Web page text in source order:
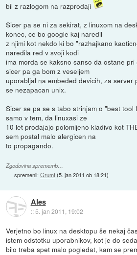
bil z razlogom na razprodaji
Sicer pa se ni za sekirat, z linuxom na
konec, ce bo google kaj naredil
z njimi kot nekdo ki bo "razhajkano
naredila red v svoji kodi
ima morda se kaksno sanso da ostane
sicer pa ga bom z veseljem
uporabljal na embeded devicih, za server
se nezapacan unix.
Sicer se pa se s tabo strinjam o "best tool
samo v tem, da linuxasi ze
10 let prodajajo polomljeno kladivo kot
sem postal malo alergicen na
to propagando.
Zgodovina sprememb…
spremenil:Grumf(5. jan 2011 ob 18:21)
Ales
::5. jan 2011, 19:02
Verjetno bo linux na desktopu še nekaj
istem odstotku uporabnikov, kot je do
bilo treba spet malo pogledat, kam se